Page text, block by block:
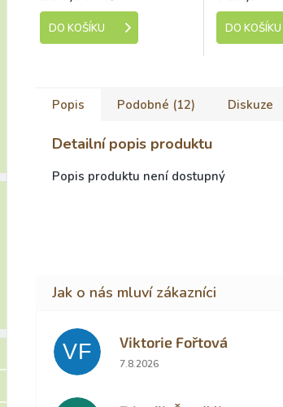
DO KOŠÍKU DO KOŠÍKU
Popis Podobné (12) Diskuze
Detailní popis produktu
Popis produktu není dostupný
VF Viktorie Fořtová
Hodnocení obchodu je 2 z 5
7.8.2026